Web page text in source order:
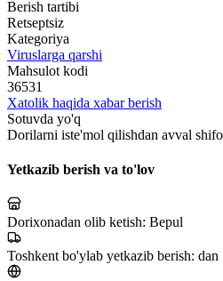
Berish tartibi
Retseptsiz
Kategoriya
Viruslarga qarshi
Mahsulot kodi
36531
Xatolik haqida xabar berish
Sotuvda yo'q
Dorilarni iste'mol qilishdan avval
Yetkazib berish va to'lov
Dorixonadan olib ketish: Bepul
Toshkent bo'ylab yetkazib berish: dan